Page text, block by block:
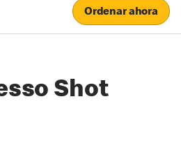
Ordenar ahora
Shot